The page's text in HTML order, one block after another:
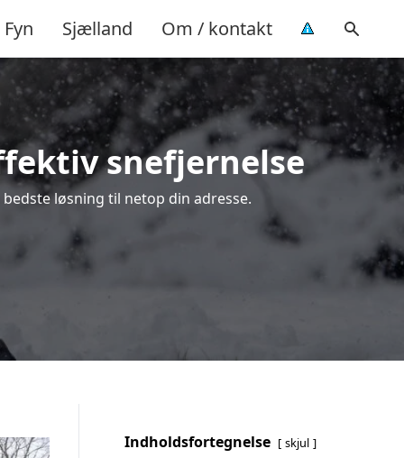
Fyn Sjælland Om / kontakt
snefjernelse
løsning til netop din adresse.
Indholdsfortegnelse skjul